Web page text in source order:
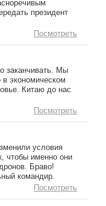
президент
Посмотреть
заканчивать. Мы
экономическом
Китаю до нас
Посмотреть
условия
чтобы именно они
Браво!
командир.
Посмотреть